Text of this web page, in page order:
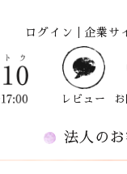
ログイン 企業サ
レビュー
法人の